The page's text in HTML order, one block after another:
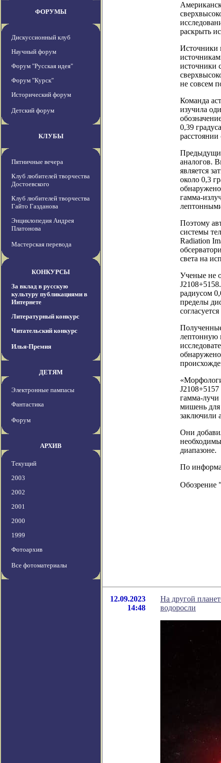
ФОРУМЫ
Дискуссионный клуб
Научный форум
Форум "Русская идея"
Форум "Курск"
Исторический форум
Детский форум
КЛУБЫ
Пятничные вечера
Клуб любителей творчества
Достоевского
Клуб любителей творчества
Гайто Газданова
Энциклопедия Андрея
Платонова
Мастерская перевода
КОНКУРСЫ
За вклад в русскую
культуру публикациями в
Интернете
Литературный конкурс
Читательский конкурс
Илья-Премия
ДЕТЯМ
Электронные пампасы
Фантастика
Форум
АРХИВ
Текущий
2003
2002
2001
2000
1999
Фотоархив
Все фотоматериалы
раскрыть
Источники
источники
не совсем
Команда
изучила
0,39
аналогов.
является
около 0,3
гамма-
Поэтому
системы
Radiation
света на
Ученые не
радиусом
пределы
лептонную
гамма-лучи
мишень
заключили
Они
диапазоне.
По
Обозрение
12.09.2023
14:48
На другой
водоросли